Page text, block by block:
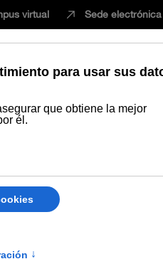
virtual Sede electrónica
EstudiarInnovaciónVida
de los aceites de oliva